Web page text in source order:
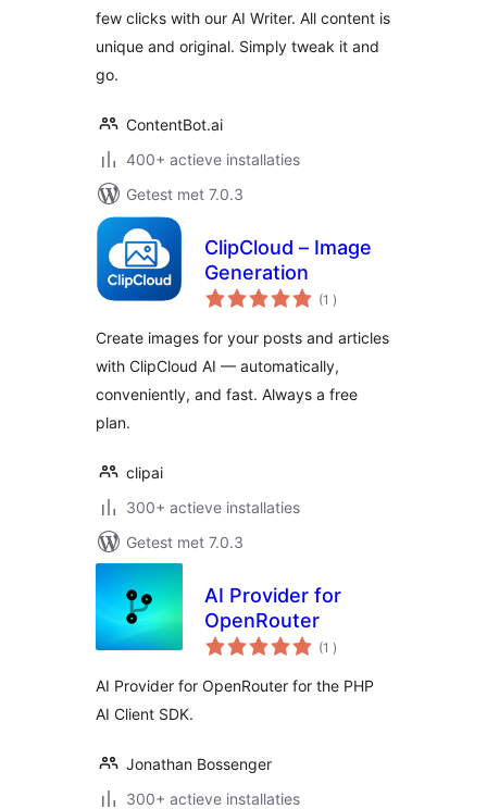
few clicks with our AI Writer. All content is
unique and original. Simply tweak it and
go.
ContentBot.ai
400+ actieve installaties
Getest met 7.0.3
ClipCloud – Image
Generation
(1 aantal
beoordelingen
)
Create images for your posts and articles
with ClipCloud AI — automatically,
conveniently, and fast. Always a free
plan.
clipai
300+ actieve installaties
Getest met 7.0.3
AI Provider for
OpenRouter
(1 aantal
beoordelingen
)
AI Provider for OpenRouter for the PHP
AI Client SDK.
Jonathan Bossenger
300+ actieve installaties